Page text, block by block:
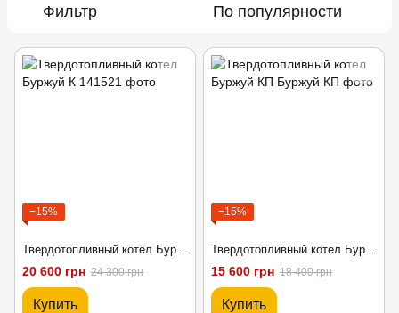
Фильтр По популярности
−15%
Твердотопливный котел Буржуй К
20 600 грн 24 300 грн
Купить
−15%
Твердотопливный котел Буржуй КП
15 600 грн 18 400 грн
Купить